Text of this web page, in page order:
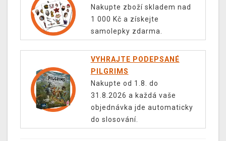
Nakupte zboží skladem nad
1 000 Kč a získejte
samolepky zdarma.
VYHRAJTE PODEPSANÉ
PILGRIMS
Nakupte od 1.8. do
31.8.2026 a každá vaše
objednávka jde automaticky
do slosování.